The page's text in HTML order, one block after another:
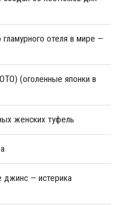
отеля в мире —
(оголенные японки в
женских туфель
джинс — истерика